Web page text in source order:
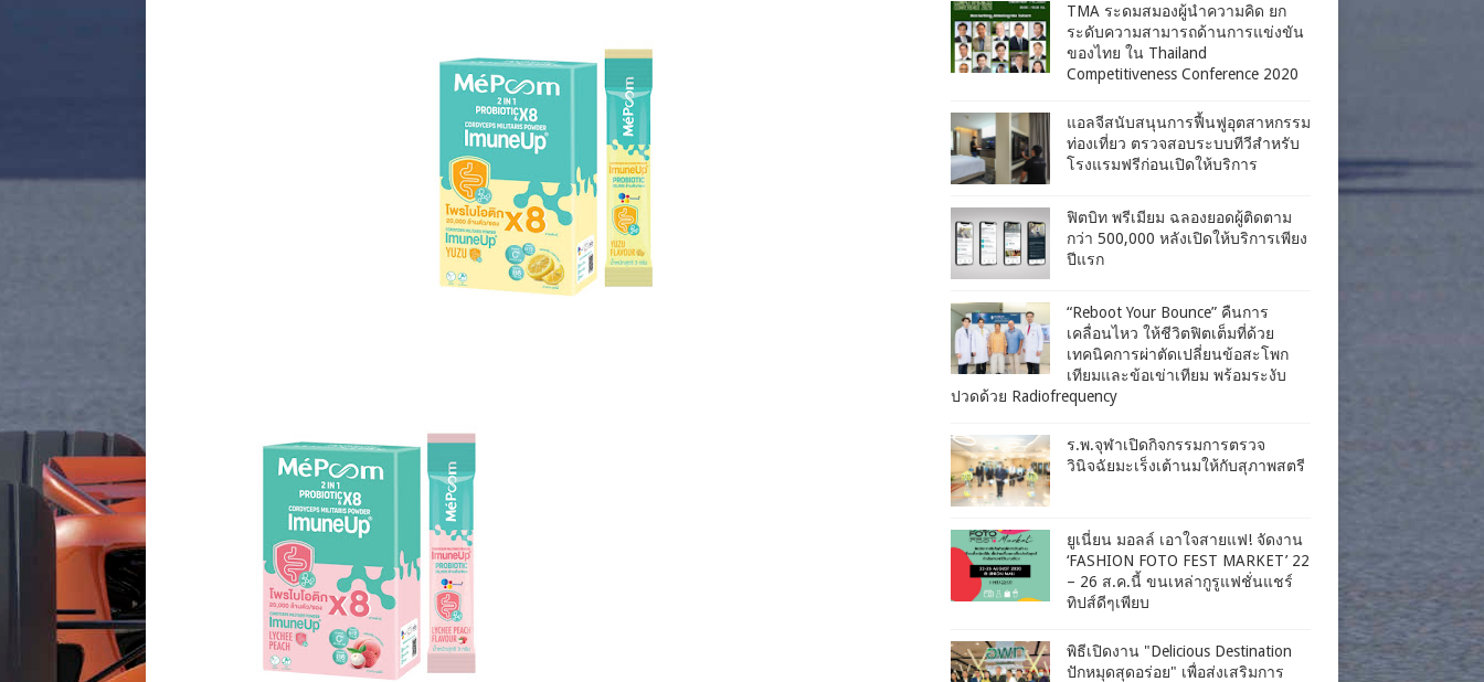
TMA ระดมสมองผู้นำความคิด ยก
ระดับความสามารถด้านการแข่งขัน
ของไทย ใน Thailand
Competitiveness Conference 2020
แอลจีสนับสนุนการฟื้นฟูอุตสาหกรรม
ท่องเที่ยว ตรวจสอบระบบทีวีสำหรับ
โรงแรมฟรีก่อนเปิดให้บริการ
ฟิตบิท พรีเมียม ฉลองยอดผู้ติดตาม
กว่า 500,000 หลังเปิดให้บริการเพียง
ปีแรก
“Reboot Your Bounce” คืนการ
เคลื่อนไหว ให้ชีวิตฟิตเต็มที่ด้วย
เทคนิคการผ่าตัดเปลี่ยนข้อสะโพก
เทียมและข้อเข่าเทียม พร้อมระงับ
ปวดด้วย Radiofrequency
ร.พ.จุฬาเปิดกิจกรรมการตรวจ
วินิจฉัยมะเร็งเต้านมให้กับสุภาพสตรี
ยูเนี่ยน มอลล์ เอาใจสายแฟ! จัดงาน
‘FASHION FOTO FEST MARKET’ 22
– 26 ส.ค.นี้ ขนเหล่ากูรูแฟชั่นแชร์
ทิปส์ดีๆเพียบ
พิธีเปิดงาน "Delicious Destination
ปักหมุดสุดอร่อย" เพื่อส่งเสริมการ